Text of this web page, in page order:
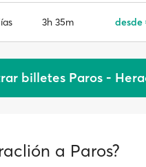
3h 35m desde
billetes Paros -
a Paros?